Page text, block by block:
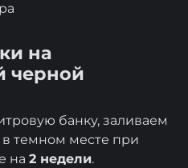
на
черной
банку, заливаем
в темном месте при
на 2 недели.